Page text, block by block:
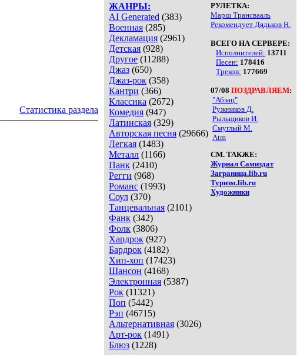
ЖАНРЫ:
AI Generated (383)
Военная (285)
Декламация (2961)
Детская (928)
Другое (11288)
Джаз (650)
Джаз-рок (358)
Кантри (366)
Классика (2672)
Комедия (947)
Латинская (329)
Авторская песня (29666)
Легкая (1483)
Металл (1166)
Панк (2410)
Регги (968)
Романс (1993)
Соул (370)
Танцевальная (2101)
Фанк (342)
Фолк (3806)
Хардрок (927)
Бардрок (4182)
Хип-хоп (17423)
Шансон (4168)
Электронная (5387)
Рок (11321)
Поп (5442)
Рэп (46715)
Альтернативная (3026)
Арт-рок (1491)
Блюз (1228)
РУЛЕТКА:
Марш Трансвааль
Рекомендует Дядьков Н.
ВСЕГО НА СЕРВЕРЕ:
Исполнителей: 13711
Песен: 178416
Треков: 177669
07/08 ПОЗДРАВЛЯЕМ:
"Абзац"
Ружников Д.
Рыльщиков И.
Смуглый М.
Atm
СМ. ТАКЖЕ:
Журнал Самиздат
Заграница.lib.ru
Туризм.lib.ru
Художники
Статистика раздела